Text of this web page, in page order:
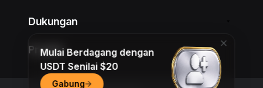
Dukungan
Produk
Mulai Berdagang dengan
USDT Senilai $20
Gabung